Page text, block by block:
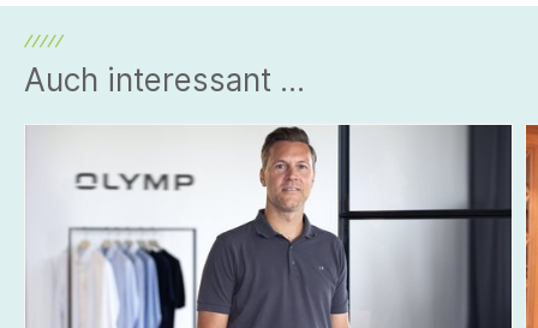
Auch interessant ...